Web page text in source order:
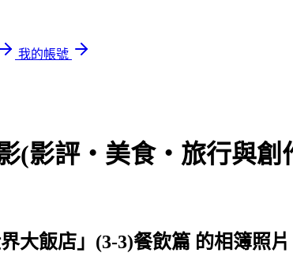
我的帳號
(影評‧美食‧旅行與創
大飯店」(3-3)餐飲篇 的相簿照片